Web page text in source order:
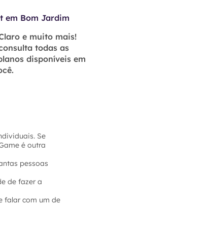
em Bom Jardim
e muito mais!
todas as
disponíveis em
Se
é outra
pessoas
de fazer a
falar com um de